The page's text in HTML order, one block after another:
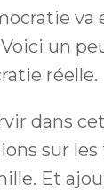
un
réelle.
dans
sur
Et